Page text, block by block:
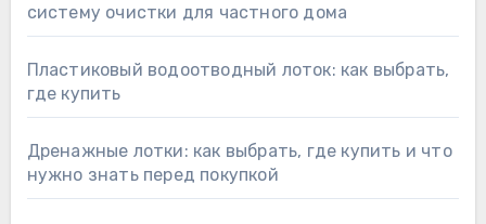
систему очистки для частного дома
Пластиковый водоотводный лоток: как выбрать,
где купить
Дренажные лотки: как выбрать, где купить и что
нужно знать перед покупкой